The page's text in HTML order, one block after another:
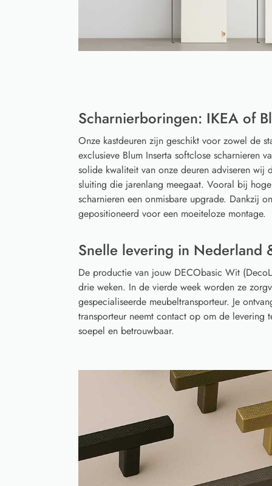
Scharnierboringen: IKEA of
Onze kastdeuren zijn geschikt voor zowel de
exclusieve Blum Inserta softclose scharnieren
solide kwaliteit van onze deuren adviseren wij
sluiting die jarenlang meegaat. Vooral bij
scharnieren een onmisbare upgrade. Dankzij
gepositioneerd voor een moeiteloze montage.
Snelle levering in Nederland
De productie van jouw DECObasic Wit
drie weken. In de vierde week worden ze
gespecialiseerde meubeltransporteur. Je
transporteur neemt contact op om de
soepel en betrouwbaar.